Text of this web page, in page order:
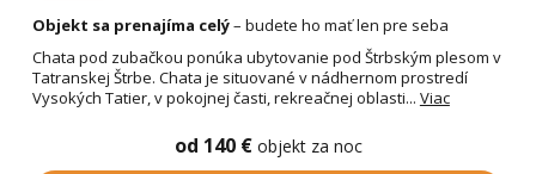
Objekt sa prenajíma celý– budete ho mať len pre seba
Chata pod zubačkou ponúka ubytovanie pod Štrbským plesom v
Tatranskej Štrbe. Chata je situované v nádhernom prostredí
Vysokých Tatier, v pokojnej časti, rekreačnej oblasti... Viac
od 140 € objekt za noc